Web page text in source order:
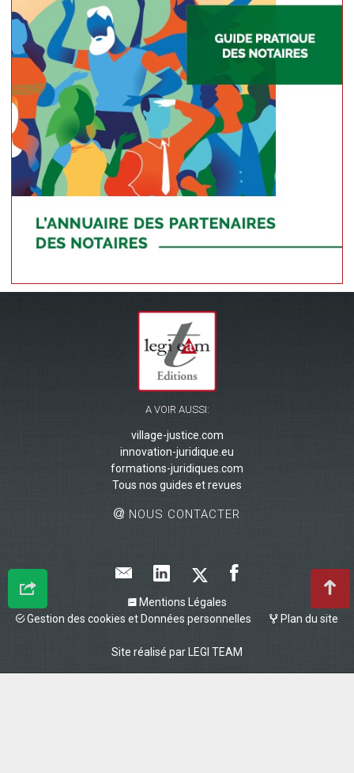
A VOIR AUSSI:
village-justice.com
innovation-juridique.eu
formations-juridiques.com
Tous nos guides et revues
NOUS CONTACTER
Mentions Légales
Gestion des cookies et Données personnelles
Plan du site
Site réalisé par LEGI TEAM